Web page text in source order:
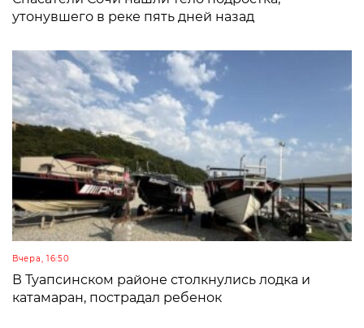
утонувшего в реке пять дней назад
Вчера, 16:50
В Туапсинском районе столкнулись лодка и
катамаран, пострадал ребенок